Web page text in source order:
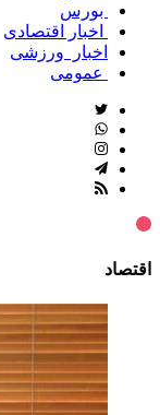
بورس
اخبار اقتصادی
اخبار ورزشی
عمومی
اقتصاد